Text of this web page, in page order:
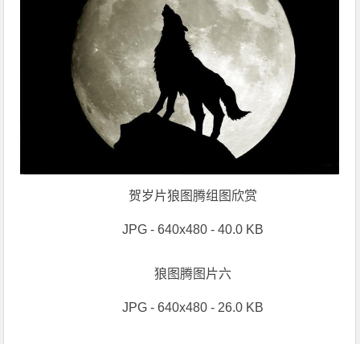
贺岁片狼图腾组图欣赏
JPG - 640x480 - 40.0 KB
狼图腾图片六
JPG - 640x480 - 26.0 KB